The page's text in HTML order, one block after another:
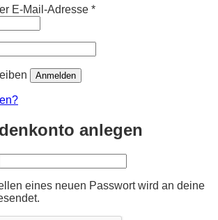
E-Mail-Adresse *Erforderlich
Anmelden
anlegen
eines neuen Passwort wird an deine